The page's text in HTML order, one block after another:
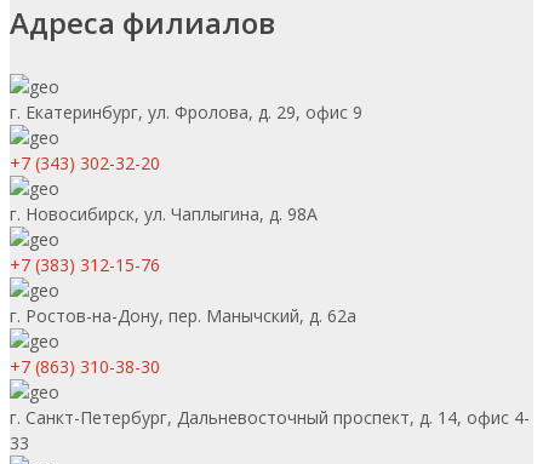
Адреса филиалов
г. Екатеринбург, ул. Фролова, д. 29, офис 9
+7 (343) 302-32-20
г. Новосибирск, ул. Чаплыгина, д. 98А
+7 (383) 312-15-76
г. Ростов-на-Дону, пер. Манычский, д. 62а
+7 (863) 310-38-30
г. Санкт-Петербург, Дальневосточный проспект, д. 14, офис 4-
33